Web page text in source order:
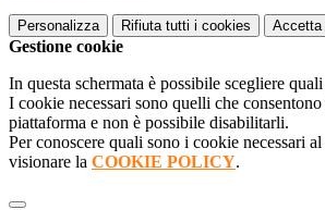
Personalizza Rifiuta tutti i cookies Accetta
Gestione cookie
In questa schermata è possibile scegliere
I cookie necessari sono quelli che
piattaforma e non è possibile disabilitarli.
Per conoscere quali sono i cookie necessari
visionare la COOKIE POLICY.